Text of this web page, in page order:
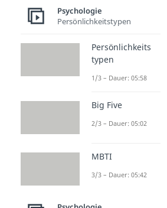
Psychologie
Persönlichkeitstypen
Persönlichkeits
typen
1/3 – Dauer: 05:58
Big Five
2/3 – Dauer: 05:02
MBTI
3/3 – Dauer: 05:42